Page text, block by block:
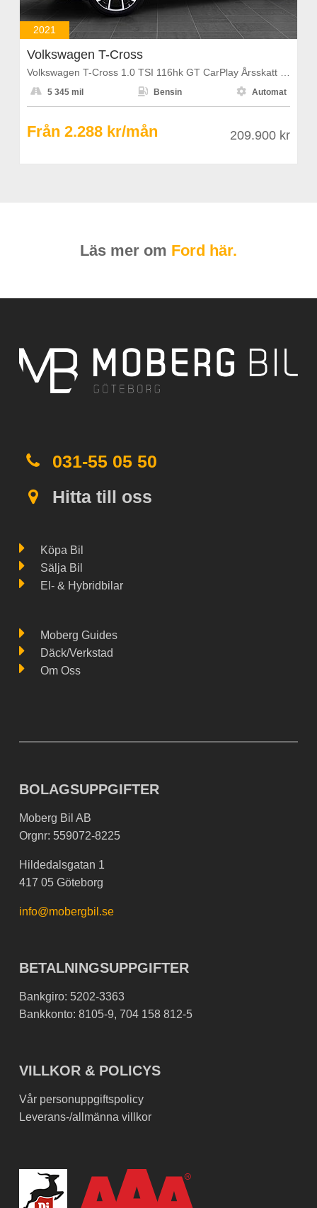
2021
Volkswagen T-Cross
 5 345 mil  Bensin  Automat
Från 2.288 kr/mån 209.900 kr
Läs mer om Ford här.
031-55 05 50
Hitta till oss
Köpa Bil
Sälja Bil
El- & Hybridbilar
Moberg Guides
Däck/Verkstad
Om Oss
BOLAGSUPPGIFTER
Moberg Bil AB
Orgnr: 559072-8225
Hildedalsgatan 1
417 05 Göteborg
info@mobergbil.se
BETALNINGSUPPGIFTER
Bankgiro: 5202-3363
Bankkonto: 8105-9, 704 158 812-5
VILLKOR & POLICYS
Vår personuppgiftspolicy
Leverans-/allmänna villkor